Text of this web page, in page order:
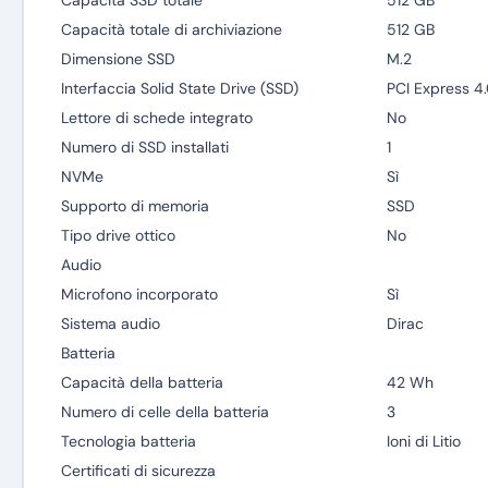
Capacità totale di archiviazione
512 GB
Dimensione SSD
M.2
Interfaccia Solid State Drive (SSD)
PCI Express
Lettore di schede integrato
No
Numero di SSD installati
1
NVMe
Sì
Supporto di memoria
SSD
Tipo drive ottico
No
Audio
Microfono incorporato
Sì
Sistema audio
Dirac
Batteria
Capacità della batteria
42 Wh
Numero di celle della batteria
3
Tecnologia batteria
Ioni di Litio
Certificati di sicurezza